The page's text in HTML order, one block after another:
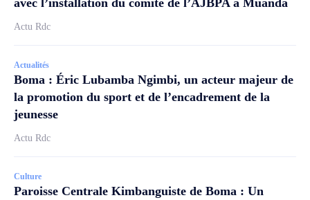
Actu Rdc
Actualités
Boma : Éric Lubamba Ngimbi, un acteur majeur de
la promotion du sport et de l’encadrement de la
jeunesse
Actu Rdc
Culture
Paroisse Centrale Kimbanguiste de Boma : Un